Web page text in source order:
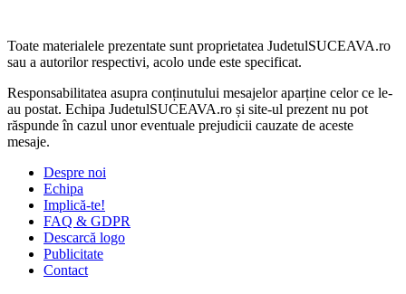
Toate materialele prezentate sunt proprietatea JudetulSUCEAVA.ro
sau a autorilor respectivi, acolo unde este specificat.
Responsabilitatea asupra conținutului mesajelor aparține celor ce le-
au postat. Echipa JudetulSUCEAVA.ro și site-ul prezent nu pot
răspunde în cazul unor eventuale prejudicii cauzate de aceste
mesaje.
Despre noi
Echipa
Implică-te!
FAQ & GDPR
Descarcă logo
Publicitate
Contact